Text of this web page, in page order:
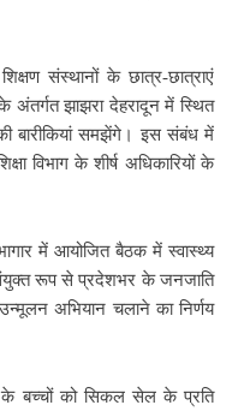
संस्थानों के छात्र-छात्राएं
झाझरा देहरादून में स्थित
की बारीकियां समझेंगे। इस संबंध में
विभाग के शीर्ष अधिकारियों के
में आयोजित बैठक में स्वास्थ्य
संयुक्त रूप से प्रदेशभर के जनजाति
अभियान चलाने का निर्णय
के बच्चों को सिकल सेल के प्रति